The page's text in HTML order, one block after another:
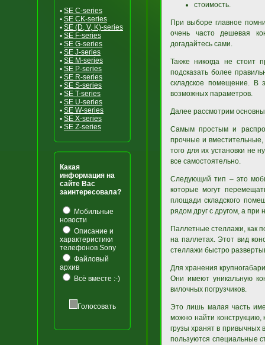
• SE C-series
• SE CK-series
• SE (D, V, K)-series
• SE F-series
• SE G-series
• SE J-series
• SE M-series
• SE P-series
• SE R-series
• SE S-series
• SE T-series
• SE U-series
• SE W-series
• SE X-series
• SE Z-series
Какая
информация на
сайте Вас
заинтересовала?
Мобильные
новости
Описание и
характеристики
телефонов Sony
Файловый
архив
Всё вместе :-)
Голосовать
стоимость.
При выборе главное
очень часто дешевая
догадайтесь сами.
Также никогда не стоит
подсказать более
складское помещение. В
возможных параметров.
Далее рассмотрим
Самым простым и
прочные и
того для их установки не
все самостоятельно.
Следующий тип – это
которые могут
площади складского
рядом друг с другом, а при
Паллетные стеллажи, как
на паллетах. Этот вид
стеллажи быстро
Для хранения
Они имеют уникальную
вилочных погрузчиков.
Это лишь малая часть
можно найти конструкцию,
грузы хранят в привычных
пользуются специальные